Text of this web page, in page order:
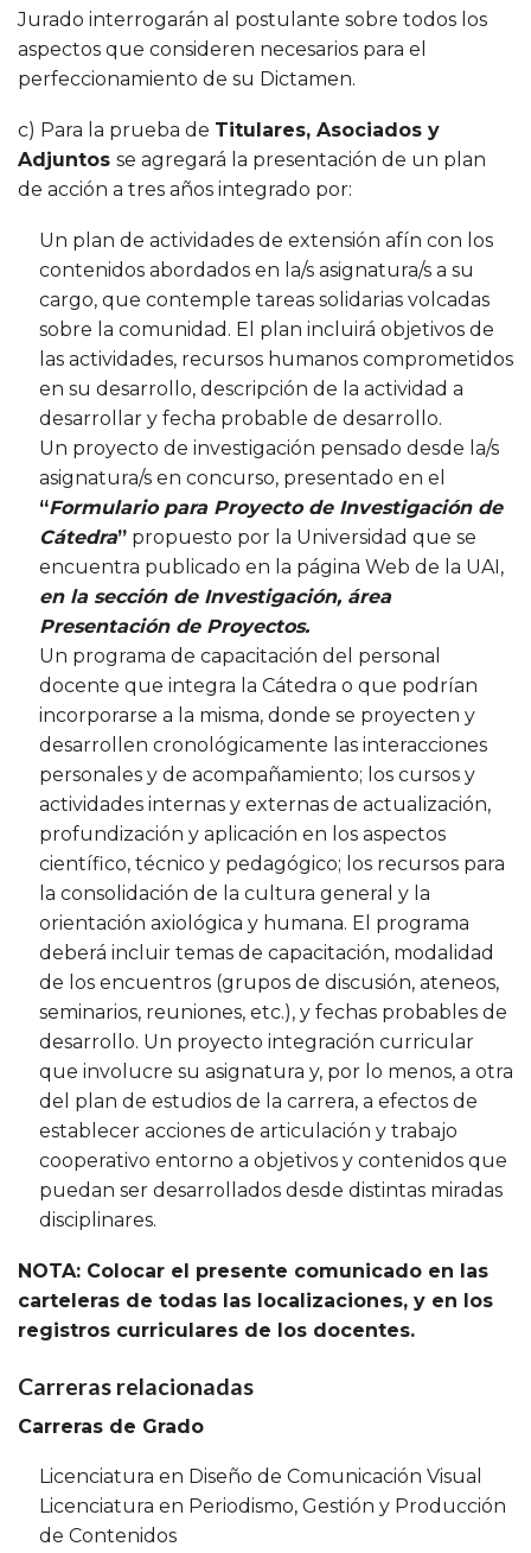
Jurado interrogarán al postulante sobre todos los
aspectos que consideren necesarios para el
perfeccionamiento de su Dictamen.
c) Para la prueba de Titulares, Asociados y
Adjuntos se agregará la presentación de un plan
de acción a tres años integrado por:
Un plan de actividades de extensión afín con los
contenidos abordados en la/s asignatura/s a su
cargo, que contemple tareas solidarias volcadas
sobre la comunidad. El plan incluirá objetivos de
las actividades, recursos humanos comprometidos
en su desarrollo, descripción de la actividad a
desarrollar y fecha probable de desarrollo.
Un proyecto de investigación pensado desde la/s
asignatura/s en concurso, presentado en el
“Formulario para Proyecto de Investigación de
Cátedra”propuesto por la Universidad que se
encuentra publicado en la página Web de la UAI,
en la sección de Investigación, área
Presentación de Proyectos.
Un programa de capacitación del personal
docente que integra la Cátedra o que podrían
incorporarse a la misma, donde se proyecten y
desarrollen cronológicamente las interacciones
personales y de acompañamiento; los cursos y
actividades internas y externas de actualización,
profundización y aplicación en los aspectos
científico, técnico y pedagógico; los recursos para
la consolidación de la cultura general y la
orientación axiológica y humana. El programa
deberá incluir temas de capacitación, modalidad
de los encuentros (grupos de discusión, ateneos,
seminarios, reuniones, etc.), y fechas probables de
desarrollo. Un proyecto integración curricular
que involucre su asignatura y, por lo menos, a otra
del plan de estudios de la carrera, a efectos de
establecer acciones de articulación y trabajo
cooperativo entorno a objetivos y contenidos que
puedan ser desarrollados desde distintas miradas
disciplinares.
NOTA: Colocar el presente comunicado en las
carteleras de todas las localizaciones, y en los
registros curriculares de los docentes.
Carreras relacionadas
Carreras de Grado
Licenciatura en Diseño de Comunicación Visual
Licenciatura en Periodismo, Gestión y Producción
de Contenidos